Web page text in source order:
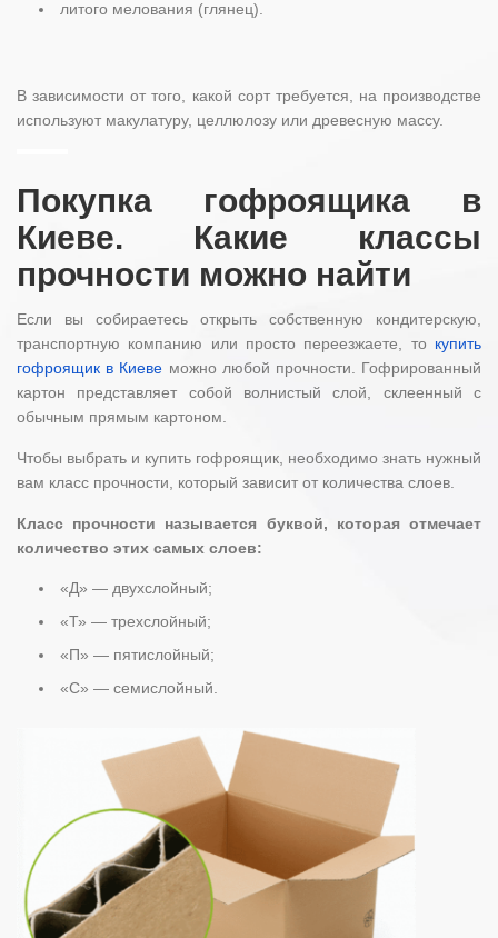
литого мелования (глянец).
В зависимости от того, какой сорт требуется, на производстве
используют макулатуру, целлюлозу или древесную массу.
Покупка гофроящика в
Киеве. Какие классы
прочности можно найти
Если вы собираетесь открыть собственную кондитерскую,
транспортную компанию или просто переезжаете, то купить
гофроящик в Киеве можно любой прочности. Гофрированный
картон представляет собой волнистый слой, склеенный с
обычным прямым картоном.
Чтобы выбрать и купить гофроящик, необходимо знать нужный
вам класс прочности, который зависит от количества слоев.
Класс прочности называется буквой, которая отмечает
количество этих самых слоев:
«Д» — двухслойный;
«Т» — трехслойный;
«П» — пятислойный;
«С» — семислойный.